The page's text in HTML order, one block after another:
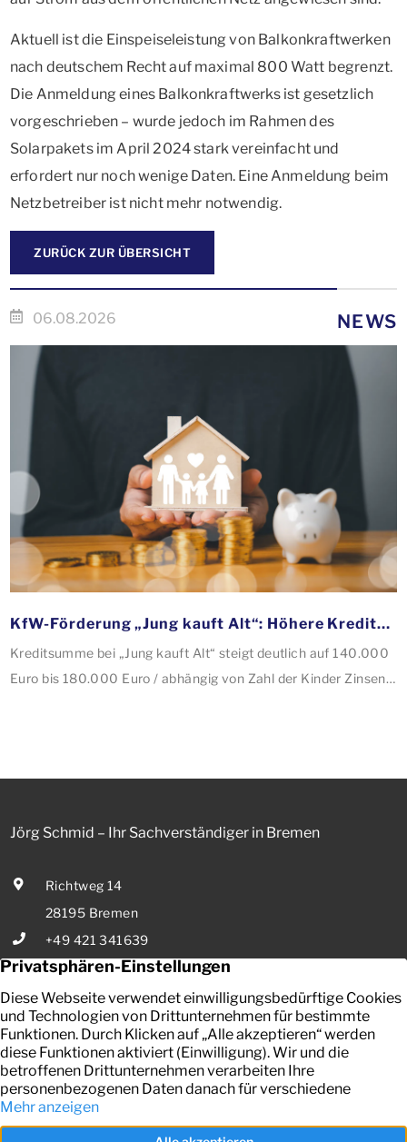
Aktuell ist die Einspeiseleistung von Balkonkraftwerken
nach deutschem Recht auf maximal 800 Watt begrenzt.
Die Anmeldung eines Balkonkraftwerks ist gesetzlich
vorgeschrieben – wurde jedoch im Rahmen des
Solarpakets im April 2024 stark vereinfacht und
erfordert nur noch wenige Daten. Eine Anmeldung beim
Netzbetreiber ist nicht mehr notwendig.
ZURÜCK ZUR ÜBERSICHT
06.08.2026 NEWS
KfW-Förderung „Jung kauft Alt“: Höhere Kredite ab August 2026
Kreditsumme bei „Jung kauft Alt“ steigt deutlich auf 140.000
Euro bis 180.000 Euro / abhängig von Zahl der Kinder Zinsen
energetischer Sanierung binnen 54 Monaten nach
Jörg Schmid – Ihr Sachverständiger in Bremen
Richtweg 14
28195 Bremen
+49 421 341639
E-Mail senden
Ihr zuverlässiger Partner in Bremen für die Bewertung von
bebauten und unbebauten Grundstücken, Mieten und Pachten.